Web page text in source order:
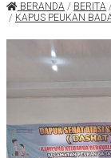
BERANDA / BERITA
/ KAPUS PEUKAN